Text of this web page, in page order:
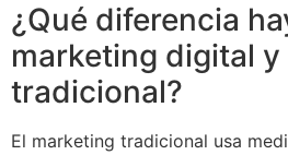
¿Qué diferencia
marketing digital
tradicional?
El marketing tradicional usa